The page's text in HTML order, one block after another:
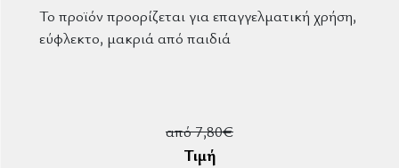
Το προϊόν προορίζεται για επαγγελματική χρήση,
εύφλεκτο, μακριά από παιδιά
από 7,80€
Τιμή